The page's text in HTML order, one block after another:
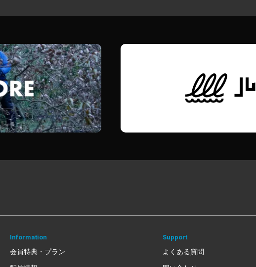
Information
会員特典・プラン
Support
よくある質問